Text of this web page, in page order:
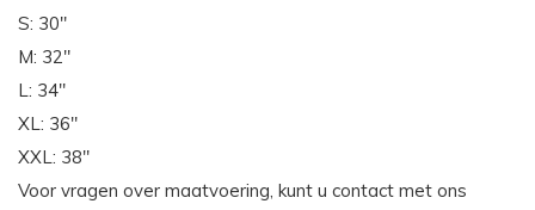
S: 30"
M: 32"
L: 34"
XL: 36"
XXL: 38"
Voor vragen over maatvoering, kunt u contact met ons